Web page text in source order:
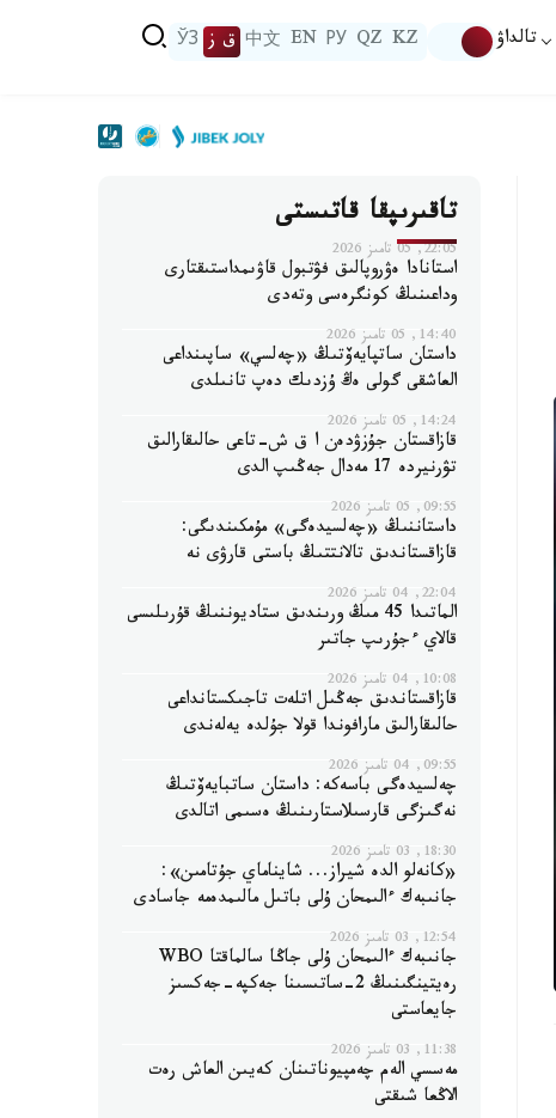
تالداۋ KZ
QZ
РУ
EN
中文 ق ز ЎЗ
تاقىرىپقا قاتىستى
22:05, 05 تامىز 2026
استانادا ەۋروپالىق فۋتبول قاۋىمداستىقتارى
وداعىنىڭ كونگرەسى وتەدى
14:40, 05 تامىز 2026
داستان ساتپايەۆتىڭ «چەلسي» ساپىنداعى
العاشقى گولى ەڭ ۇزدىك دەپ تانىلدى
14:24, 05 تامىز 2026
قازاقستان جۇزۋدەن ا ق ش-تاعى حالىقارالىق
تۋرنيردە 17 مەدال جەڭىپ الدى
09:55, 05 تامىز 2026
داستاننىڭ «چەلسيدەگى» مۇمكىندىگى:
قازاقستاندىق تالانتتىڭ باستى قارۋى نە
22:04, 04 تامىز 2026
الماتىدا 45 مىڭ ورىندىق ستاديوننىڭ قۇرىلىسى
قالاي ءجۇرىپ جاتىر
10:08, 04 تامىز 2026
قازاقستاندىق جەڭىل اتلەت تاجىكستانداعى
حالىقارالىق مارافوندا قولا جۇلدە يەلەندى
09:55, 04 تامىز 2026
چەلسيدەگى باسەكە: داستان ساتبايەۆتىڭ
نەگىزگى قارسىلاستارىنىڭ ەسىمى اتالدى
18:30, 03 تامىز 2026
«كانەلو الدە شيراز... شايناماي جۇتامىن»:
جانىبەك ءالىمحان ۇلى باتىل مالىمدەمە جاسادى
12:54, 03 تامىز 2026
جانىبەك ءالىمحان ۇلى جاڭا سالماقتا WBO
رەيتينگىنىڭ 2-ساتىسىنا جەكپە-جەكسىز
جايعاستى
11:38, 03 تامىز 2026
مەسسي الەم چەمپيوناتىنان كەيىن العاش رەت
الاڭعا شىقتى